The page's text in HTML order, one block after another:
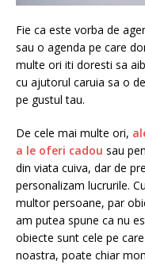
Fie ca este vorba de
sau o agenda pe care
multe ori iti doresti sa
cu ajutorul caruia sa o
pe gustul tau.
De cele mai multe ori,
a le oferi cadou sau
din viata cuiva, dar de
personalizam lucrurile.
multor persoane, par
am putea spune ca nu
obiecte sunt cele pe
noastra, poate chiar